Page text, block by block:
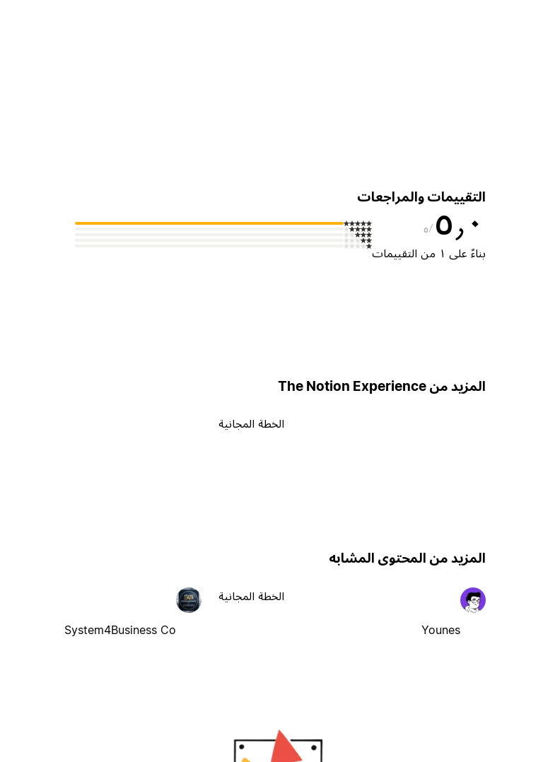
التقييمات والمراجعات
٥٫٠ ٥
بناءً على ١ من التقييمات
المزيد من The Notion Experience
الخطة المجانية
المزيد من المحتوى المشابه
Younes
الخطة المجانية
System4Business Co